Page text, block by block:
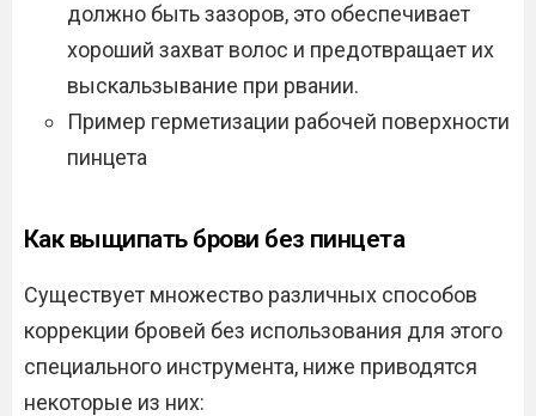
должно быть зазоров, это обеспечивает
хороший захват волос и предотвращает их
выскальзывание при рвании.
Пример герметизации рабочей поверхности
пинцета
Как выщипать брови без пинцета
Существует множество различных способов
коррекции бровей без использования для этого
специального инструмента, ниже приводятся
некоторые из них: